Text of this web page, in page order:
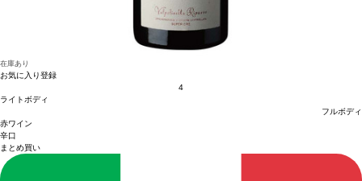
在庫あり
お気に入り登録
4
ライトボディ
フルボディ
赤ワイン
辛口
まとめ買い